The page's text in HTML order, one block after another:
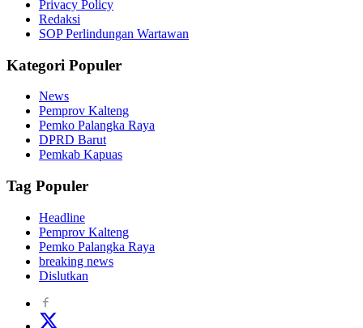
Privacy Policy
Redaksi
SOP Perlindungan Wartawan
Kategori Populer
News
Pemprov Kalteng
Pemko Palangka Raya
DPRD Barut
Pemkab Kapuas
Tag Populer
Headline
Pemprov Kalteng
Pemko Palangka Raya
breaking news
Dislutkan